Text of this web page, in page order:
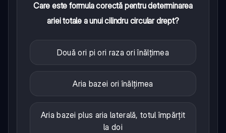
Care este formula corectă pentru determinarea
ariei totale a unui cilindru circular drept?
Două ori pi ori raza ori înălțimea
Aria bazei ori înălțimea
Aria bazei plus aria laterală, totul împărțit
la doi